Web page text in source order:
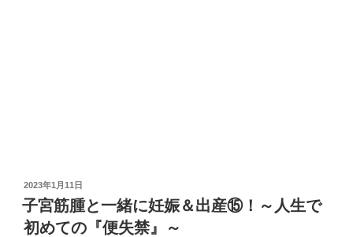
投
稿
日:
2023年1月11日
子宮筋腫と一緒に妊娠＆出産⑮！～人生で
初めての『便失禁』～